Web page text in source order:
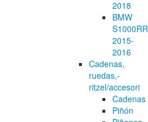
2018
BMW
S1000RR
2015-
2016
Cadenas,
ruedas,-
ritzel/accesori
Cadenas
Piñón